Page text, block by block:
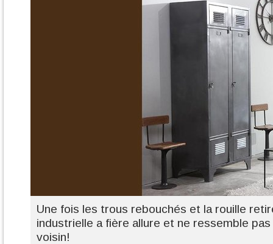
Une fois les trous rebouchés et la rouille
industrielle a fière allure et ne ressemble
voisin!